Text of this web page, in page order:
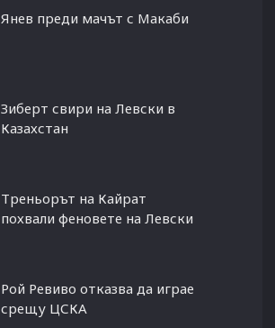
Янев преди мачът с Макаби
Зиберт свири на Левски в
Казахстан
Треньорът на Кайрат
похвали феновете на Левски
Рой Ревиво отказва да играе
срещу ЦСКА